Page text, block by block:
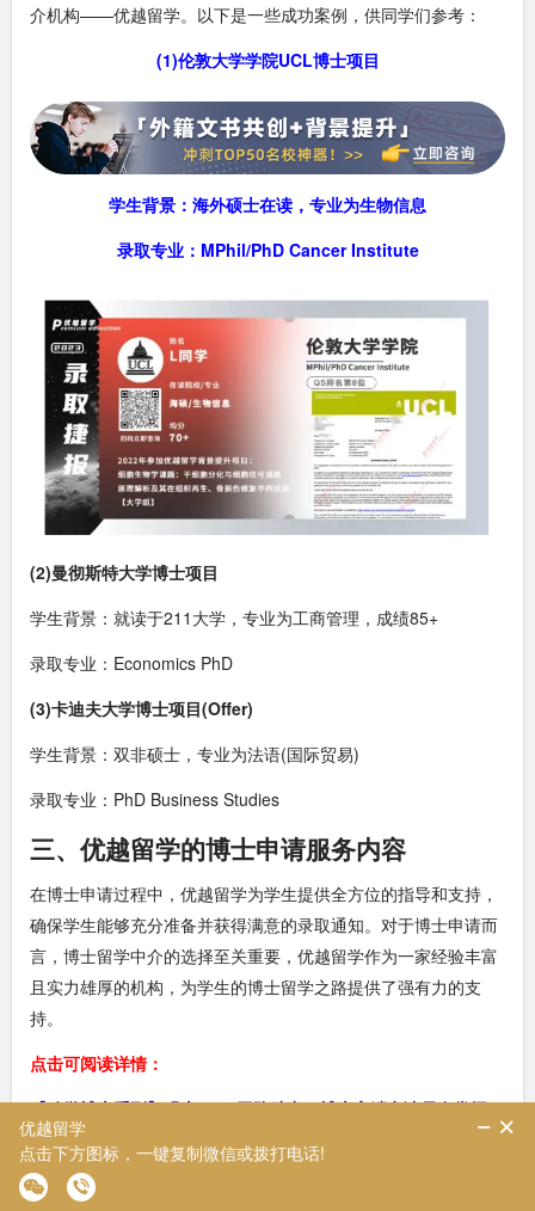
介机构——优越留学。以下是一些成功案例，供同学们参考：
(1)伦敦大学学院UCL博士项目
学生背景：海外硕士在读，专业为生物信息
录取专业：MPhil/PhD Cancer Institute
(2)曼彻斯特大学博士项目
学生背景：就读于211大学，专业为工商管理，成绩85+
录取专业：Economics PhD
(3)卡迪夫大学博士项目(Offer)
学生背景：双非硕士，专业为法语(国际贸易)
录取专业：PhD Business Studies
三、优越留学的博士申请服务内容
在博士申请过程中，优越留学为学生提供全方位的指导和支持，
确保学生能够充分准备并获得满意的录取通知。对于博士申请而
言，博士留学中介的选择至关重要，优越留学作为一家经验丰富
且实力雄厚的机构，为学生的博士留学之路提供了强有力的支
持。
点击可阅读详情：
【致学博士系列】强大tutor团队助力，博士高端申请尽在掌握!
博士留学